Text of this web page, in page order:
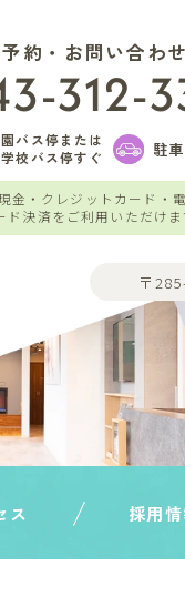
約・お問い合わせ
312-
バス停または
校バス停すぐ
駐
金・クレジットカード・
ド決済をご利用いただけま
〒
ス 採用